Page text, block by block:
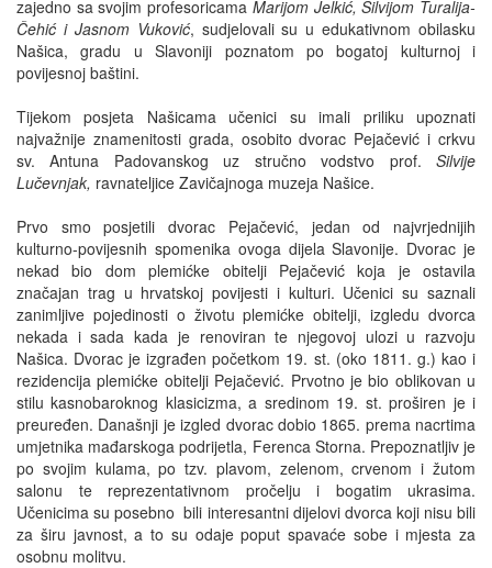
zajedno sa svojim profesoricama Marijom Jelkić, Silvijom Turalija-
Čehić i Jasnom Vuković, sudjelovali su u edukativnom obilasku
Našica, gradu u Slavoniji poznatom po bogatoj kulturnoj i
povijesnoj baštini.
Tijekom posjeta Našicama učenici su imali priliku upoznati
najvažnije znamenitosti grada, osobito dvorac Pejačević i crkvu
sv. Antuna Padovanskog uz stručno vodstvo prof. Silvije
Lučevnjak, ravnateljice Zavičajnoga muzeja Našice.
Prvo smo posjetili dvorac Pejačević, jedan od najvrjednijih
kulturno-povijesnih spomenika ovoga dijela Slavonije. Dvorac je
nekad bio dom plemićke obitelji Pejačević koja je ostavila
značajan trag u hrvatskoj povijesti i kulturi. Učenici su saznali
zanimljive pojedinosti o životu plemićke obitelji, izgledu dvorca
nekada i sada kada je renoviran te njegovoj ulozi u razvoju
Našica. Dvorac je izgrađen početkom 19. st. (oko 1811. g.) kao i
rezidencija plemićke obitelji Pejačević. Prvotno je bio oblikovan u
stilu kasnobaroknog klasicizma, a sredinom 19. st. proširen je i
preuređen. Današnji je izgled dvorac dobio 1865. prema nacrtima
umjetnika mađarskoga podrijetla, Ferenca Storna. Prepoznatljiv je
po svojim kulama, po tzv. plavom, zelenom, crvenom i žutom
salonu te reprezentativnom pročelju i bogatim ukrasima.
Učenicima su posebno bili interesantni dijelovi dvorca koji nisu bili
za širu javnost, a to su odaje poput spavaće sobe i mjesta za
osobnu molitvu.